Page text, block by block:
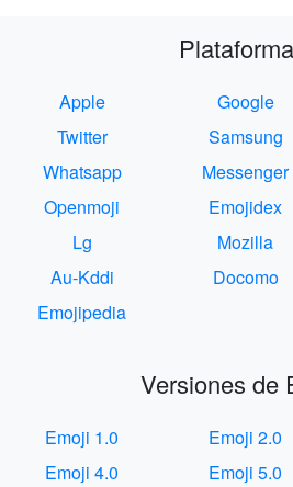
Apple Google
Twitter
Samsung
Whatsapp
Messenger
Openmoji
Emojidex
Lg
Mozilla
Au-Kddi
Docomo
Emojipedia
Versiones de
Emoji 1.0 Emoji 2.0
Emoji 4.0
Emoji 5.0